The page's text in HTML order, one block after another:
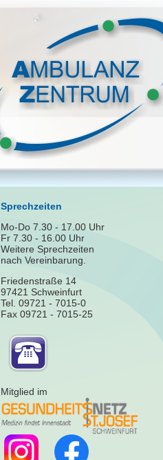
Sprechzeiten
Mo-Do 7.30 - 17.00 Uhr
Fr 7.30 - 16.00 Uhr
Weitere Sprechzeiten
nach Vereinbarung.
Friedenstraße 14
97421 Schweinfurt
Tel. 09721 - 7015-0
Fax 09721 - 7015-25
Mitglied im